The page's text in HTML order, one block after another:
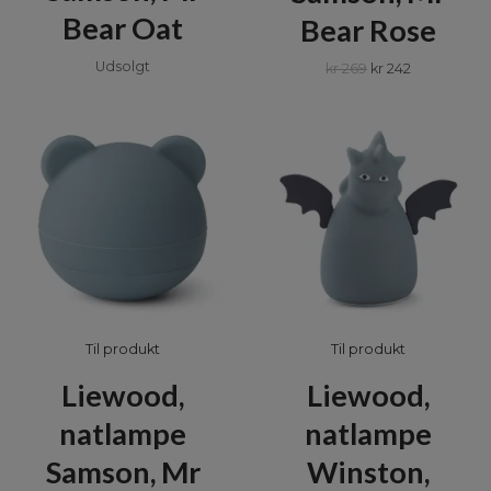
Bear Oat
Udsolgt
Bear Rose
kr 269 kr 242
Til produkt
Liewood,
natlampe
Samson, Mr
Til produkt
Liewood,
natlampe
Winston,